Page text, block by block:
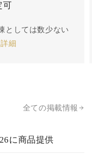
可
としては数少ない
詳細
全ての掲載情報
に商品提供